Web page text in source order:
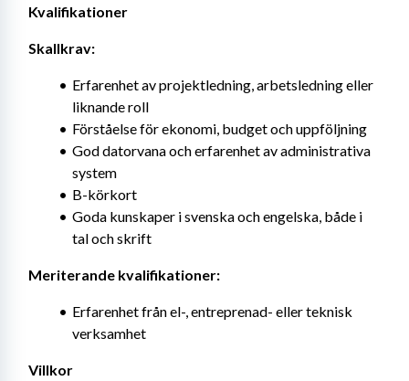
Kvalifikationer
Skallkrav:
Erfarenhet av projektledning, arbetsledning eller
liknande roll
Förståelse för ekonomi, budget och uppföljning
God datorvana och erfarenhet av administrativa
system
B-körkort
Goda kunskaper i svenska och engelska, både i
tal och skrift
Meriterande kvalifikationer:
Erfarenhet från el-, entreprenad- eller teknisk
verksamhet
Villkor